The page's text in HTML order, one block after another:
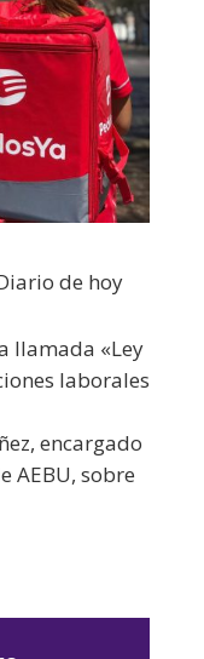
de hoy
llamada «Ley
laborales
encargado
AEBU, sobre